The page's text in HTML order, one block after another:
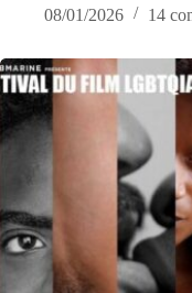
08/01/2026
14